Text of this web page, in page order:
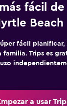
fácil
Beach
fácil
Trips es
a usar